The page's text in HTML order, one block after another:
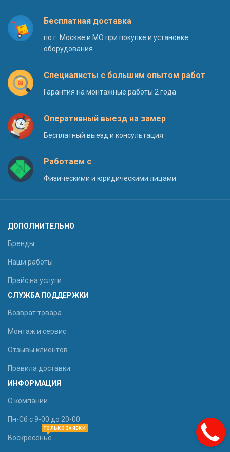
Бесплатная доставка
по г. Москве и МО при покупке и установке
оборудования
Специалисты с большим опытом работ
Гарантия на монтажные работы 2 года
Оперативный выезд на замер
Бесплатный выезд и консультация
Работаем с
Физическими и юридическими лицами
ДОПОЛНИТЕЛЬНО
Бренды
Наши работы
Прайс на услуги
СЛУЖБА ПОДДЕРЖКИ
Возврат товара
Монтаж и сервис
Отзывы клиентов
Правила доставки
ИНФОРМАЦИЯ
О компании
Пн-Сб с 9-00 до 20-00
Воскресенье
ТОЛЬКО ЗАЯВКИ